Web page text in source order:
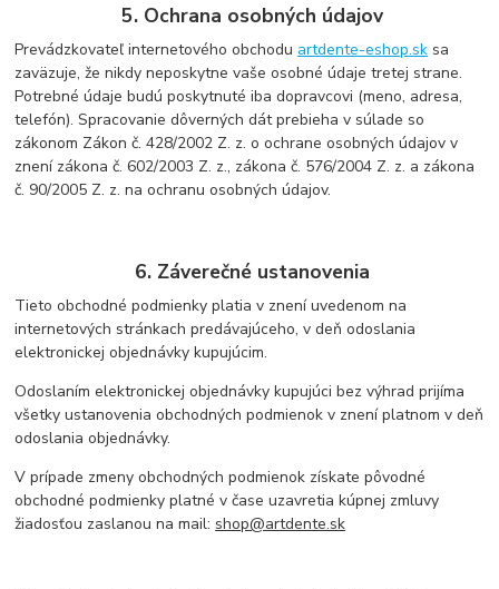
5. Ochrana osobných údajov
Prevádzkovateľ internetového obchodu artdente-eshop.sk sa
zaväzuje, že nikdy neposkytne vaše osobné údaje tretej strane.
Potrebné údaje budú poskytnuté iba dopravcovi (meno, adresa,
telefón). Spracovanie dôverných dát prebieha v súlade so
zákonom Zákon č. 428/2002 Z. z. o ochrane osobných údajov v
znení zákona č. 602/2003 Z. z., zákona č. 576/2004 Z. z. a zákona
č. 90/2005 Z. z. na ochranu osobných údajov.
6. Záverečné ustanovenia
Tieto obchodné podmienky platia v znení uvedenom na
internetových stránkach predávajúceho, v deň odoslania
elektronickej objednávky kupujúcim.
Odoslaním elektronickej objednávky kupujúci bez výhrad prijíma
všetky ustanovenia obchodných podmienok v znení platnom v deň
odoslania objednávky.
V prípade zmeny obchodných podmienok získate pôvodné
obchodné podmienky platné v čase uzavretia kúpnej zmluvy
žiadosťou zaslanou na mail: shop@artdente.sk